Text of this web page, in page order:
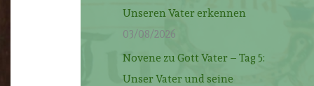
Unseren Vater erkennen
03/08/2026
Novene zu Gott Vater – Tag 5:
Unser Vater und seine